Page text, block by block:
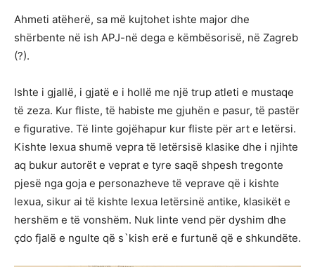
Ahmeti atëherë, sa më kujtohet ishte major dhe
shërbente në ish APJ-në dega e këmbësorisë, në Zagreb
(?).
Ishte i gjallë, i gjatë e i hollë me një trup atleti e mustaqe
të zeza. Kur fliste, të habiste me gjuhën e pasur, të pastër
e figurative. Të linte gojëhapur kur fliste për art e letërsi.
Kishte lexua shumë vepra të letërsisë klasike dhe i njihte
aq bukur autorët e veprat e tyre saqë shpesh tregonte
pjesë nga goja e personazheve të veprave që i kishte
lexua, sikur ai të kishte lexua letërsinë antike, klasikët e
hershëm e të vonshëm. Nuk linte vend për dyshim dhe
çdo fjalë e ngulte që s`kish erë e furtunë që e shkundëte.